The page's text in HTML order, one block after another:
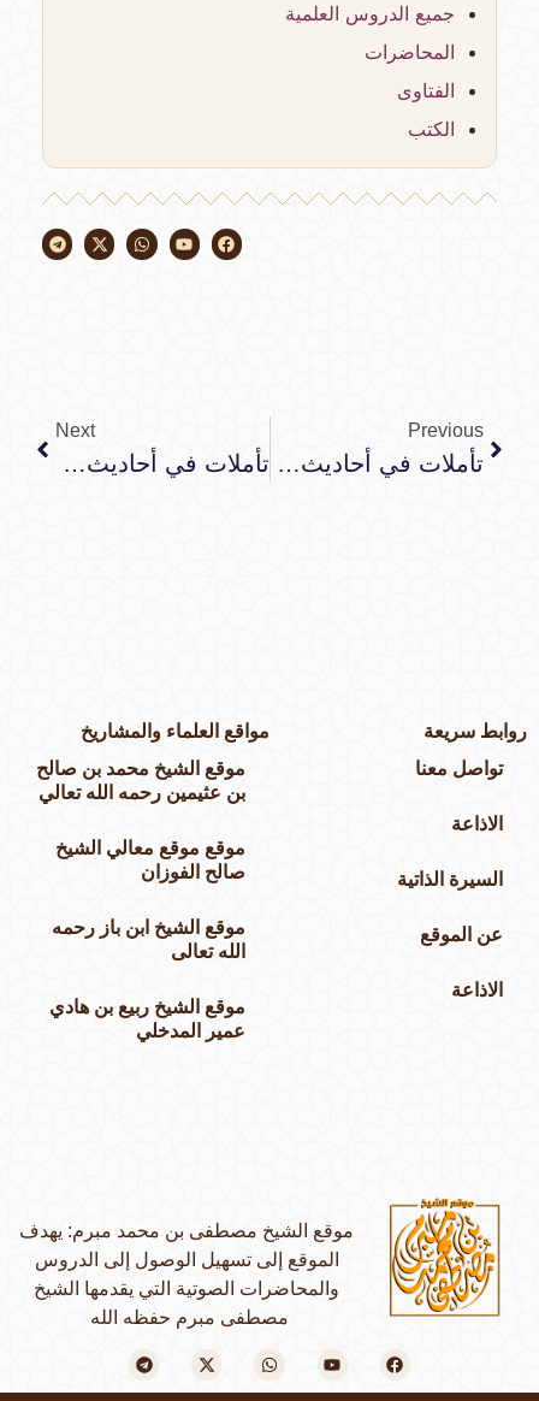
جميع الدروس العلمية
المحاضرات
الفتاوى
الكتب
Previous
تأملات في أحاديث الأدعية والأذكار : الحديث الثالث
Next
تأملات في أحاديث الأدعية والأذكار : الحديث الخامس
موقع الشيخ مصطفى بن محمد مبرم: يهدف
الموقع إلى تسهيل الوصول إلى الدروس
والمحاضرات الصوتية التي يقدمها الشيخ
مصطفى مبرم حفظه الله
سريعة
تواصل معنا
الاذاعة
السيرة الذاتية
عن الموقع
الاذاعة
مواقع العلماء والمشاريخ
موقع الشيخ محمد بن صالح
بن عثيمين رحمه الله تعالي
موقع موقع معالي الشيخ
صالح الفوزان
موقع الشيخ ابن باز رحمه
الله تعالى
موقع الشيخ ربيع بن هادي
عمير المدخلي